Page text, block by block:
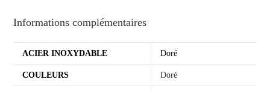
Informations complémentaires
ACIER INOXYDABLE Doré
COULEURS Doré